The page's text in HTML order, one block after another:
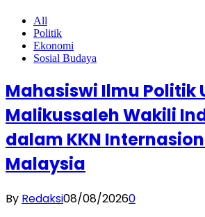
All
Politik
Ekonomi
Sosial Budaya
Mahasiswi Ilmu Politik
Malikussaleh Wakili
dalam KKN
Malaysia
By Redaksi08/08/20260